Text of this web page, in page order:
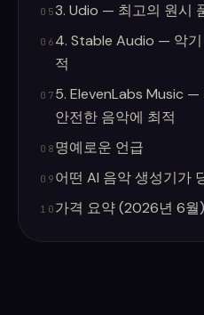
053. Udio — 최고의 원시
06 4. Stable Audio — 악기
적
07 5. ElevenLabs Music
안전한 음악에 최적
08 명예로운 언급
09 어떤 AI 음악 생성기가
10 가격 요약 (2026년 6월)